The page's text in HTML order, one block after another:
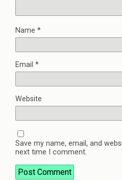
Name *
Email *
Website
Save my name, email, and
next time I comment.